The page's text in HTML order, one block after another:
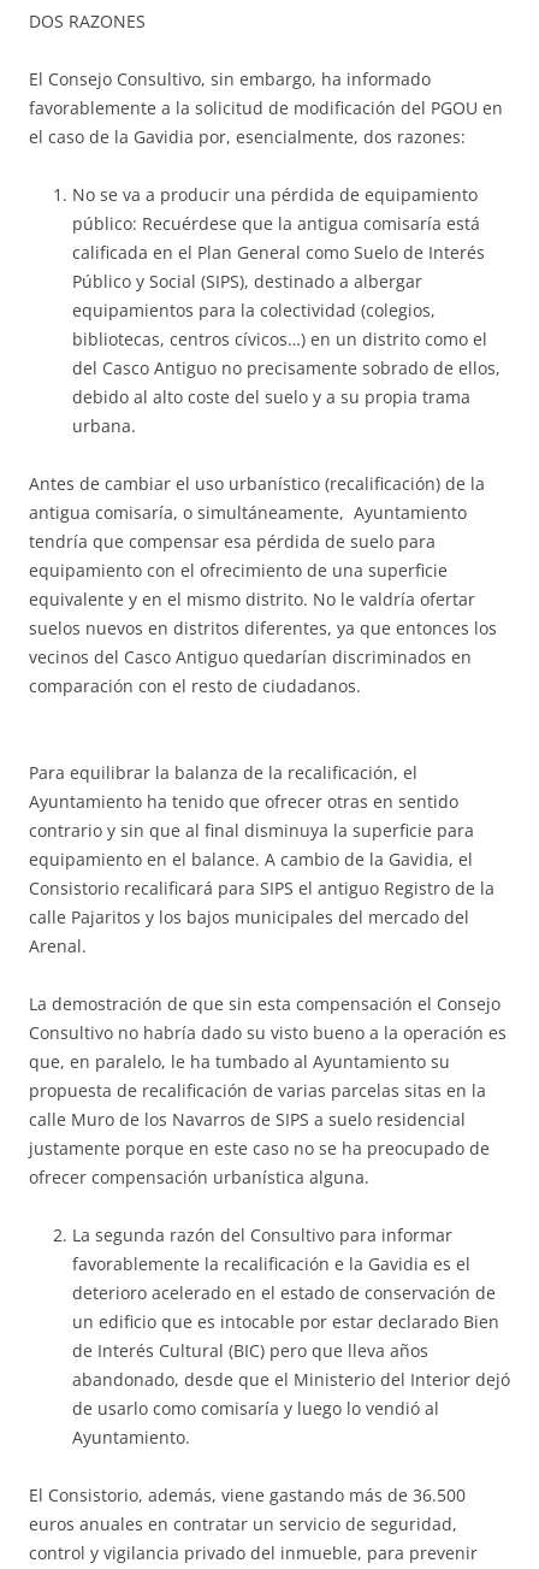
DOS RAZONES
El Consejo Consultivo, sin embargo, ha informado
favorablemente a la solicitud de modificación del PGOU en
el caso de la Gavidia por, esencialmente, dos razones:
No se va a producir una pérdida de equipamiento
público: Recuérdese que la antigua comisaría está
calificada en el Plan General como Suelo de Interés
Público y Social (SIPS), destinado a albergar
equipamientos para la colectividad (colegios,
bibliotecas, centros cívicos…) en un distrito como el
del Casco Antiguo no precisamente sobrado de ellos,
debido al alto coste del suelo y a su propia trama
urbana.
Antes de cambiar el uso urbanístico (recalificación) de la
antigua comisaría, o simultáneamente, Ayuntamiento
tendría que compensar esa pérdida de suelo para
equipamiento con el ofrecimiento de una superficie
equivalente y en el mismo distrito. No le valdría ofertar
suelos nuevos en distritos diferentes, ya que entonces los
vecinos del Casco Antiguo quedarían discriminados en
comparación con el resto de ciudadanos.
Para equilibrar la balanza de la recalificación, el
Ayuntamiento ha tenido que ofrecer otras en sentido
contrario y sin que al final disminuya la superficie para
equipamiento en el balance. A cambio de la Gavidia, el
Consistorio recalificará para SIPS el antiguo Registro de la
calle Pajaritos y los bajos municipales del mercado del
Arenal.
La demostración de que sin esta compensación el Consejo
Consultivo no habría dado su visto bueno a la operación es
que, en paralelo, le ha tumbado al Ayuntamiento su
propuesta de recalificación de varias parcelas sitas en la
calle Muro de los Navarros de SIPS a suelo residencial
justamente porque en este caso no se ha preocupado de
ofrecer compensación urbanística alguna.
La segunda razón del Consultivo para informar
favorablemente la recalificación e la Gavidia es el
deterioro acelerado en el estado de conservación de
un edificio que es intocable por estar declarado Bien
de Interés Cultural (BIC) pero que lleva años
abandonado, desde que el Ministerio del Interior dejó
de usarlo como comisaría y luego lo vendió al
Ayuntamiento.
El Consistorio, además, viene gastando más de 36.500
euros anuales en contratar un servicio de seguridad,
control y vigilancia privado del inmueble, para prevenir